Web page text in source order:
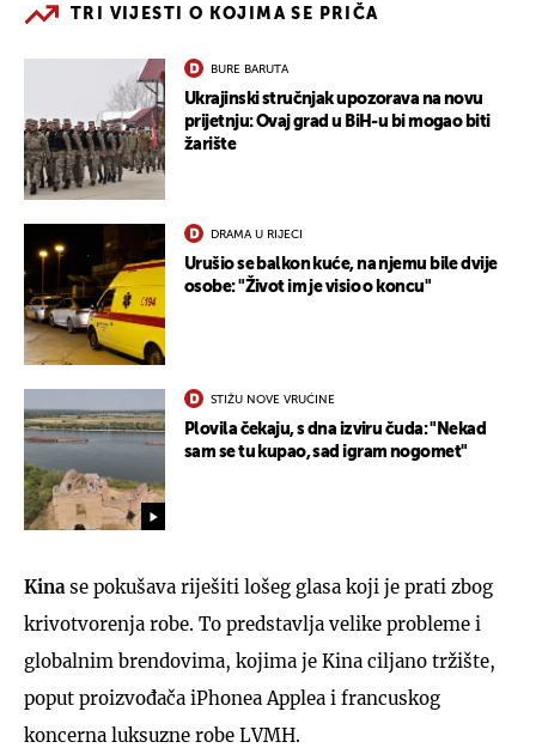
TRI VIJESTI O KOJIMA SE PRIČA
BURE BARUTA
Ukrajinski stručnjak upozorava na novu
prijetnju: Ovaj grad u BiH-u bi mogao biti
žarište
DRAMA U RIJECI
Urušio se balkon kuće, na njemu bile dvije
osobe: "Život im je visio o koncu"
STIŽU NOVE VRUĆINE
Plovila čekaju, s dna izviru čuda: "Nekad
sam se tu kupao, sad igram nogomet"
Kina se pokušava riješiti lošeg glasa koji je prati zbog
krivotvorenja robe. To predstavlja velike probleme i
globalnim brendovima, kojima je Kina ciljano tržište,
poput proizvođača iPhonea Applea i francuskog
koncerna luksuzne robe LVMH.